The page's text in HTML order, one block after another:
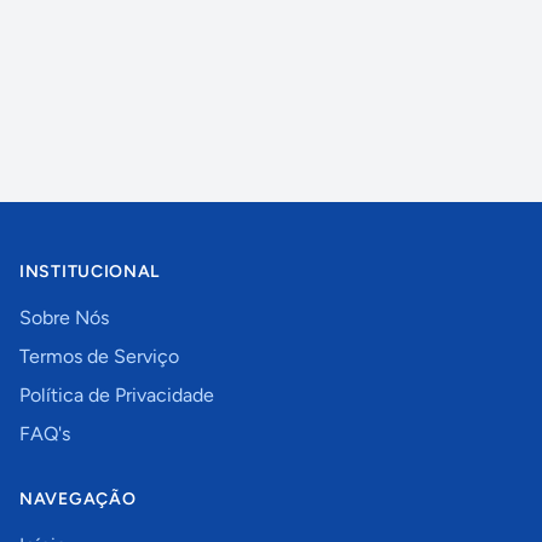
INSTITUCIONAL
Sobre Nós
Termos de Serviço
Política de Privacidade
FAQ's
NAVEGAÇÃO